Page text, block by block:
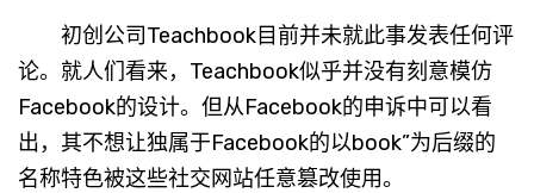
初创公司Teachbook目前并未就此事发表任何评
论。就人们看来，Teachbook似乎并没有刻意模仿
Facebook的设计。但从Facebook的申诉中可以看
出，其不想让独属于Facebook的以book”为后缀的
名称特色被这些社交网站任意篡改使用。